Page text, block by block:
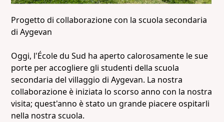
Progetto di collaborazione con la scuola secondaria
di Aygevan
Oggi, l'École du Sud ha aperto calorosamente le sue
porte per accogliere gli studenti della scuola
secondaria del villaggio di Aygevan. La nostra
collaborazione è iniziata lo scorso anno con la nostra
visita; quest'anno è stato un grande piacere ospitarli
nella nostra scuola.